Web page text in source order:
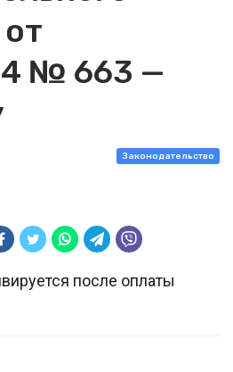
№ 663 —
Законодательство
после оплаты